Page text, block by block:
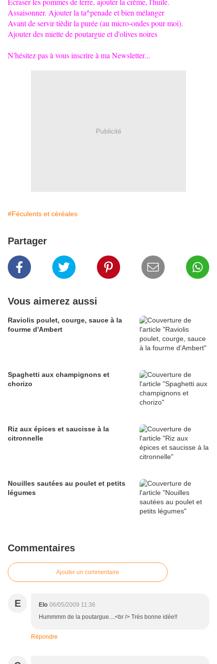
Assaisonner. Ajouter la ta^penade et bien mélanger
Avant de servir tièdir la purée (au micro-ondes pour moi).
Ajouter des miette de poutargue et d'olives noires
N'hésitez pas à vous inscrire à ma Newsletter...
Publicité
#Féculents et céréales
Partager
Vous aimerez aussi
Raviolis poulet, courge, sauce à la
fourme d'Ambert
Spaghetti aux champignons et
chorizo
Riz aux épices et saucisse à la
citronnelle
Nouilles sautées au poulet et petits
légumes
Commentaires
Ajouter un commentaire
E Elo 06/05/2009 11:36
Hummmm de la poutargue....<br /> Très bonne idée!!
Répondre